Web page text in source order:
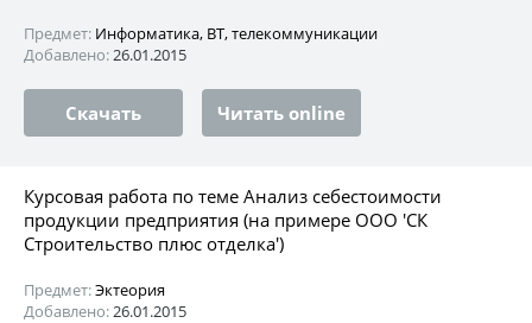
Предмет: Информатика, ВТ, телекоммуникации
Добавлено:26.01.2015
Скачать Читать online
Курсовая работа по теме Анализ себестоимости
продукции предприятия (на примере ООО 'СК
Строительство плюс отделка')
Предмет:Эктеория
Добавлено:26.01.2015